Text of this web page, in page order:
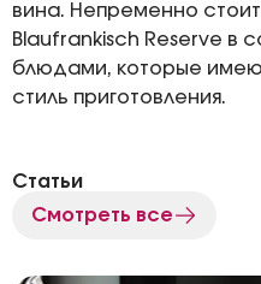
вина. Непременно
Blaufrankisch Reserve в
блюдами, которые
стиль приготовления.
Статьи
Смотреть все